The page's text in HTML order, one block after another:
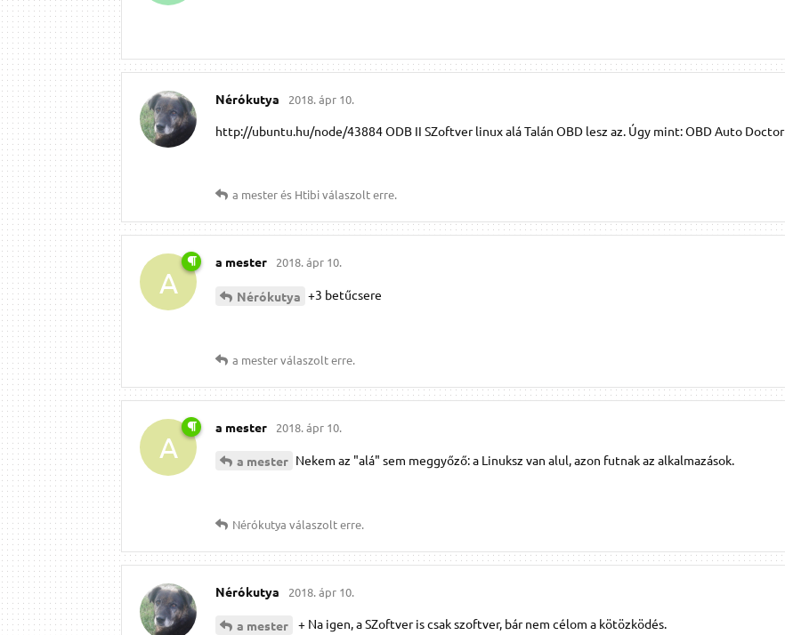
Nérókutya 2018. ápr 10.
http://ubuntu.hu/node/43884 ODB II SZoftver linux alá Talán OBD lesz az. Úgy mint: OBD Auto Doctor
a mesterés Htibiválaszolt erre.
A
a mester 2018. ápr 10.
Nérókutya +3 betűcsere
a mesterválaszolt erre.
A
a mester 2018. ápr 10.
a mester Nekem az "alá" sem meggyőző: a Linuksz van alul, azon futnak az alkalmazások.
Nérókutya válaszolt erre.
Nérókutya 2018. ápr 10.
a mester + Na igen, a SZoftver is csak szoftver, bár nem célom a kötözködés.